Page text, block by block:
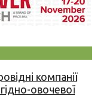
компанії
овочевої